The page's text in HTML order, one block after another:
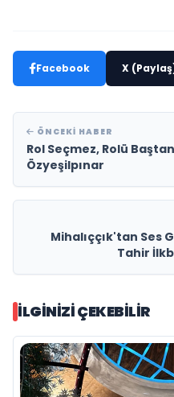
Facebook X
ÖNCEKI HABER
Rol Seçmez, Rolü
Özyeşilpınar
Mihalıççık'tan Ses
Tahir
İLGINIZI ÇEKEBILIR